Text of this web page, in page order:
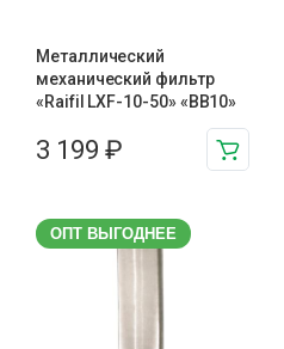
Металлический
механический фильтр
«Raifil LXF-10-50» «BB10»
3 199 ₽
ОПТ ВЫГОДНЕЕ